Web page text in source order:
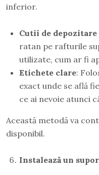
inferior.
Cutii de
ratan pe rafturile
utilizate, cum ar fi
Etichete clare:
exact unde se află
ce ai nevoie atunci
Această metodă va
disponibil.
Instalează un